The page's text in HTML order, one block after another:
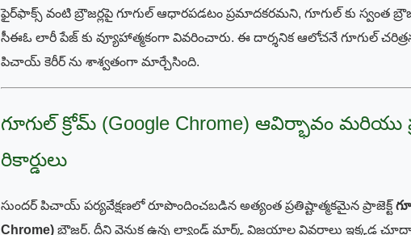
ఫైర్‌ఫాక్స్ వంటి బ్రౌజర్లపై గూగుల్ ఆధారపడటం ప్రమాదకరమని, గూగుల్ కు స్వంత
సీఈఓ లారీ పేజ్ కు వ్యూహాత్మకంగా వివరించారు. ఈ దార్శనిక ఆలోచనే గూగుల్
పిచాయ్ కెరీర్ ను శాశ్వతంగా మార్చేసింది.
గూగుల్ క్రోమ్ (Google Chrome) ఆవిర్భావం మరియు
రికార్డులు
సుందర్ పిచాయ్ పర్యవేక్షణలో రూపొందించబడిన అత్యంత ప్రతిష్టాత్మకమైన ప్రాజెక్ట్
Chrome) బ్రౌజర్. దీని వెనుక ఉన్న ల్యాండ్ మార్క్ విజయాల వివరాలు ఇక్కడ